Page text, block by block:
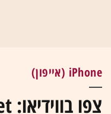
iPhone (אייפון)